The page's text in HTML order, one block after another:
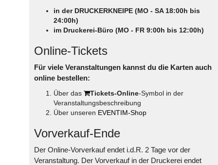
in der DRUCKERKNEIPE (MO - SA 18:00h bis
24:00h)
im Druckerei-Büro (MO - FR 9:00h bis 12:00h)
Online-Tickets
Für viele Veranstaltungen kannst du die Karten auch
online bestellen:
Über das Tickets-Online-Symbol in der
Veranstaltungsbeschreibung
Über unseren EVENTIM-Shop
Vorverkauf-Ende
Der Online-Vorverkauf endet i.d.R. 2 Tage vor der
Veranstaltung. Der Vorverkauf in der Druckerei endet